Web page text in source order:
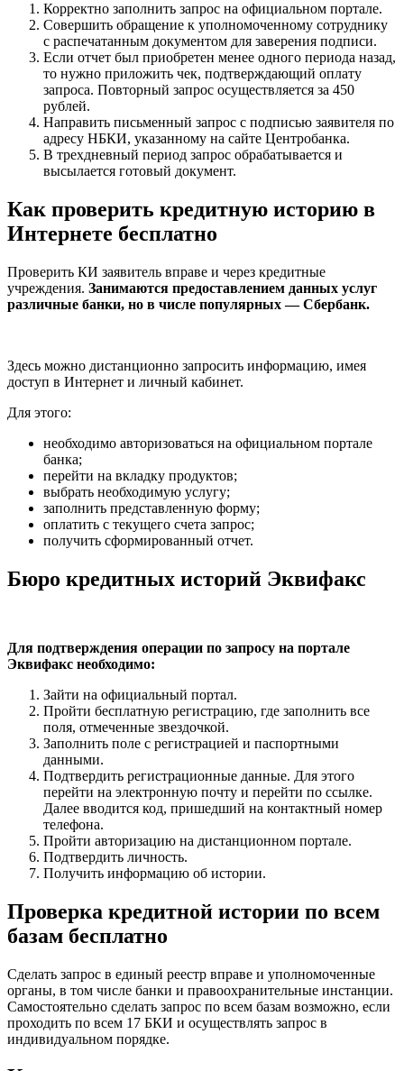
Корректно заполнить запрос на официальном портале.
Совершить обращение к уполномоченному сотруднику
с распечатанным документом для заверения подписи.
Если отчет был приобретен менее одного периода назад,
то нужно приложить чек, подтверждающий оплату
запроса. Повторный запрос осуществляется за 450
рублей.
Направить письменный запрос с подписью заявителя по
адресу НБКИ, указанному на сайте Центробанка.
В трехдневный период запрос обрабатывается и
высылается готовый документ.
Как проверить кредитную историю в
Интернете бесплатно
Проверить КИ заявитель вправе и через кредитные
учреждения. Занимаются предоставлением данных услуг
различные банки, но в числе популярных — Сбербанк.
Здесь можно дистанционно запросить информацию, имея
доступ в Интернет и личный кабинет.
Для этого:
необходимо авторизоваться на официальном портале
банка;
перейти на вкладку продуктов;
выбрать необходимую услугу;
заполнить представленную форму;
оплатить с текущего счета запрос;
получить сформированный отчет.
Бюро кредитных историй Эквифакс
Для подтверждения операции по запросу на портале
Эквифакс необходимо:
Зайти на официальный портал.
Пройти бесплатную регистрацию, где заполнить все
поля, отмеченные звездочкой.
Заполнить поле с регистрацией и паспортными
данными.
Подтвердить регистрационные данные. Для этого
перейти на электронную почту и перейти по ссылке.
Далее вводится код, пришедший на контактный номер
телефона.
Пройти авторизацию на дистанционном портале.
Подтвердить личность.
Получить информацию об истории.
Проверка кредитной истории по всем
базам бесплатно
Сделать запрос в единый реестр вправе и уполномоченные
органы, в том числе банки и правоохранительные инстанции.
Самостоятельно сделать запрос по всем базам возможно, если
проходить по всем 17 БКИ и осуществлять запрос в
индивидуальном порядке.